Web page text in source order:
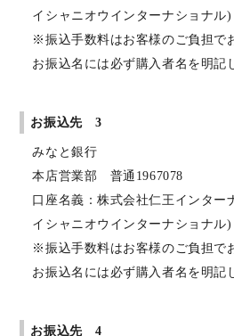
イシャニオウインターナショナル)
※振込手数料はお客様のご負担で
お振込名には必ず購入者名を明記
お振込先 3
みなと銀行
本店営業部 普通1967078
口座名義：株式会社仁王インター
イシャニオウインターナショナル)
※振込手数料はお客様のご負担で
お振込名には必ず購入者名を明記
お振込先 4